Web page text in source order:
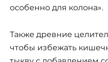
особенно для колона».
Также древние
чтобы избежать